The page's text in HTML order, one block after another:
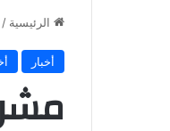
الرئيسية /
أخبار